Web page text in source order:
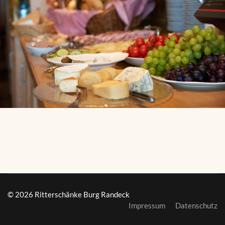
© 2026 Ritterschänke Burg Randeck
Impressum
Datenschutz